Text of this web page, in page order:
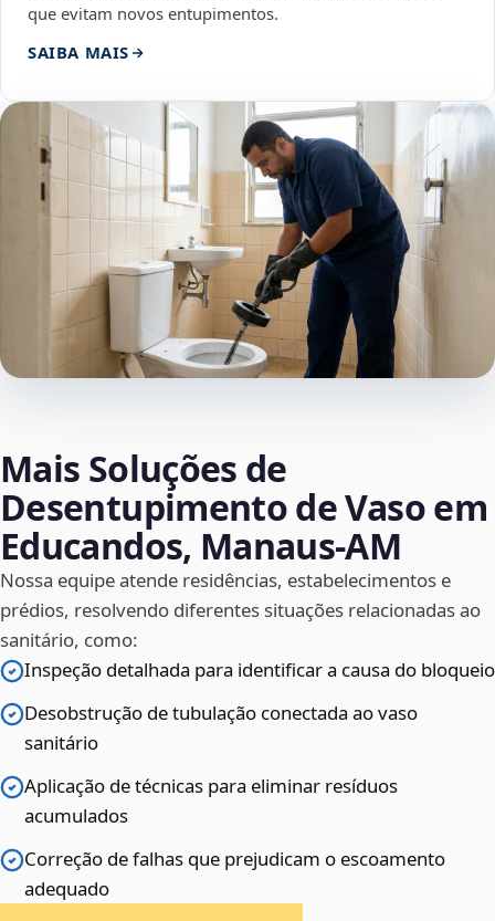
que evitam novos entupimentos.
SAIBA MAIS
Mais Soluções de
Desentupimento de Vaso em
Educandos, Manaus‑AM
Nossa equipe atende residências, estabelecimentos e
prédios, resolvendo diferentes situações relacionadas ao
sanitário, como:
Inspeção detalhada para identificar a causa do bloqueio
Desobstrução de tubulação conectada ao vaso
sanitário
Aplicação de técnicas para eliminar resíduos
acumulados
Correção de falhas que prejudicam o escoamento
adequado